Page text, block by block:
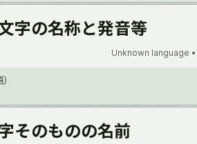
字の名称と発音等
Unknown language •
そのものの名前